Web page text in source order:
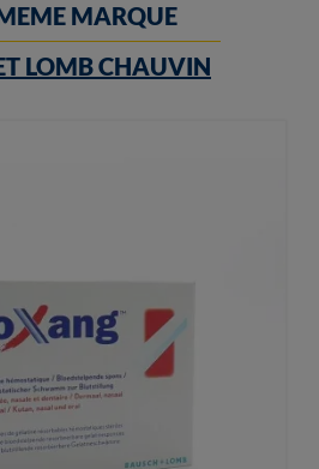
MARQUE
LOMB CHAUVIN